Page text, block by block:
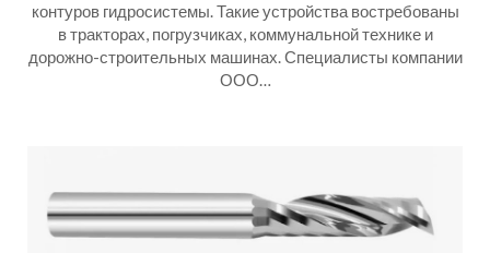
контуров гидросистемы. Такие устройства востребованы
в тракторах, погрузчиках, коммунальной технике и
дорожно-строительных машинах. Специалисты компании
ООО…